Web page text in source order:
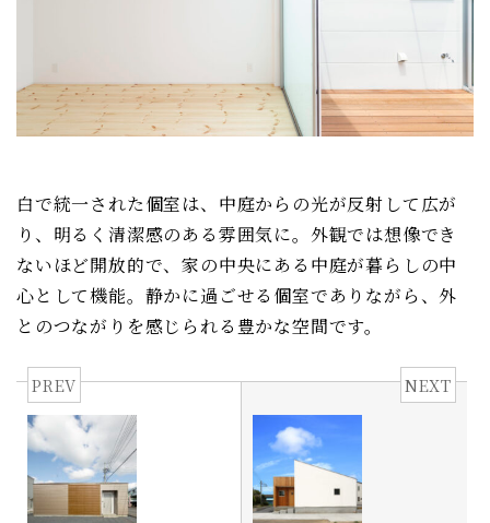
白で統一された個室は、中庭からの光が反射して広が
り、明るく清潔感のある雰囲気に。外観では想像でき
ないほど開放的で、家の中央にある中庭が暮らしの中
心として機能。静かに過ごせる個室でありながら、外
とのつながりを感じられる豊かな空間です。
PREV NEXT